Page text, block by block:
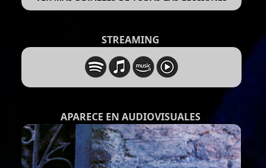
STREAMING
APARECE EN AUDIOVISUALES